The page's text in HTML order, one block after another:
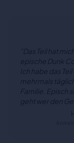
"Das Teil hat
epische Dunk
Ich habe das
mehrmals
Familie. Episch
geht wer den